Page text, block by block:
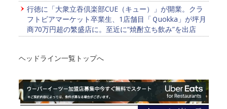
行徳に「大衆立吞倶楽部CUE（キュー）」が開業。クラ
フトビアマーケット卒業生、1店舗目「Ｑuokka」が坪月
商70万円超の繁盛店に。至近に“焼酎立ち飲み”を出店
ヘッドライン一覧トップへ